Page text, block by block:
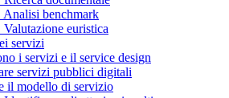
Analisi benchmark
Valutazione euristica
servizi
i servizi e il service design
servizi pubblici digitali
il modello di servizio